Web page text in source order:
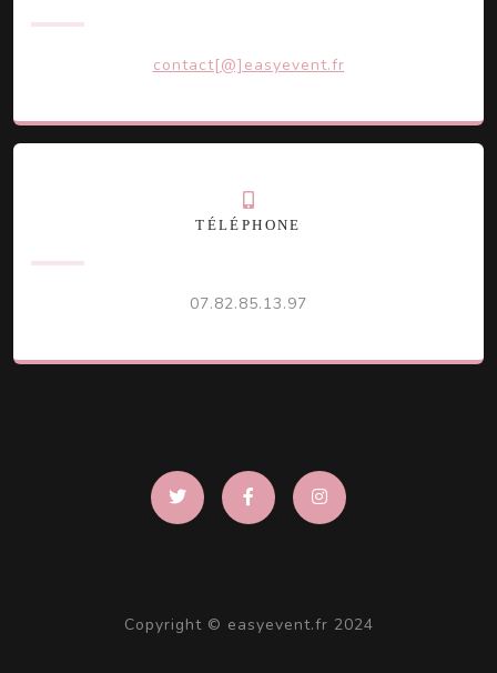
contact[@]easyevent.fr
TÉLÉPHONE
07.82.85.13.97
Copyright © easyevent.fr 2024